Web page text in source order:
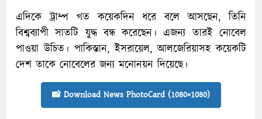
এদিকে ট্রাম্প গত কয়েকদিন ধরে বলে আসছেন, তিনি
বিশ্বব্যাপী সাতটি যুদ্ধ বন্ধ করেছেন। এজন্য তারই নোবেল
পাওয়া উচিত। পাকিস্তান, ইসরায়েল, আলজেরিয়াসহ কয়েকটি
দেশ তাকে নোবেলের জন্য মনোনয়ন দিয়েছে।
📸 Download News PhotoCard (1080×1080)